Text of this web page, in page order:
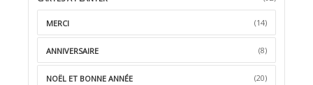
MERCI (14)
ANNIVERSAIRE (8)
NOËL ET BONNE ANNÉE (20)